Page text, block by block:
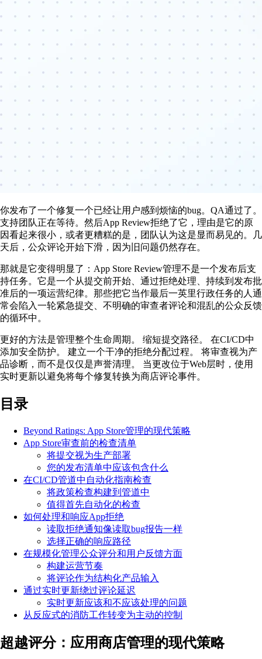
你发布了一个修复一个已经让用户感到烦恼的bug。QA通过了。
支持团队正在等待。然后App Review拒绝了它，理由是它的原
因看起来很小，或者更糟糕的是，团队认为这是显而易见的。几
天后，公众评论开始下滑，因为旧问题仍然存在。
那就是它变得明显了：App Store Review管理不是一个发布后支
持任务。它是一个从提交前开始、通过拒绝处理、持续到发布批
准后的一项运营纪律。那些把它当作最后一英里行政任务的人通
常会陷入一轮紧急提交、不明确的审查者评论和混乱的公众反馈
的循环中。
更好的方法是管理整个生命周期。 缩短提交路径。 在CI/CD中
添加安全防护。 建立一个干净的拒绝分配过程。 将审查视为产
品诊断，而不是仅仅是声誉清理。 当更改位于Web层时，使用
实时更新以避免将每个修复转换为商店评论事件。
目录
Beyond Ratings: App Store管理的现代策略
App Store审查前的检查清单
将提交视为生产部署
您的发布清单中应该包含什么
在CI/CD管道中自动化指南检查
将政策检查构建到管道中
值得首先自动化的检查
如何处理和响应App拒绝
读取拒绝通知像读取bug报告一样
选择正确的响应路径
在规模化管理公众评分和用户反馈方面
构建运营节奏
将评论作为结构化产品输入
通过实时更新绕过评论延迟
实时更新应该和不应该处理的问题
从反应式的消防工作转变为主动的控制
超越评分：应用商店管理的现代策略